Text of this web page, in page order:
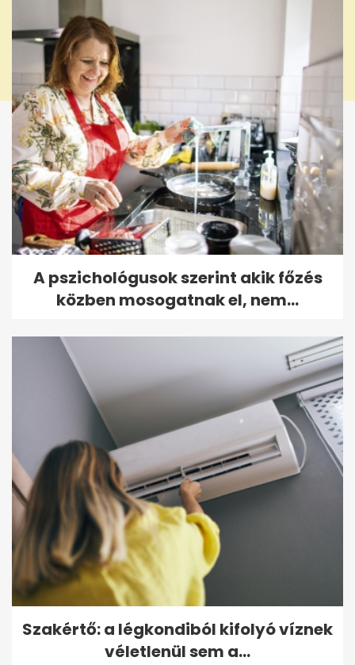
A pszichológusok szerint akik főzés
közben mosogatnak el, nem...
Szakértő: a légkondiból kifolyó víznek
véletlenül sem a...